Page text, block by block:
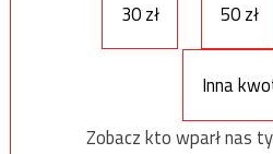
30 zł
50 zł
Inna
Zobacz kto wparł nas